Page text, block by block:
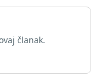
članak.